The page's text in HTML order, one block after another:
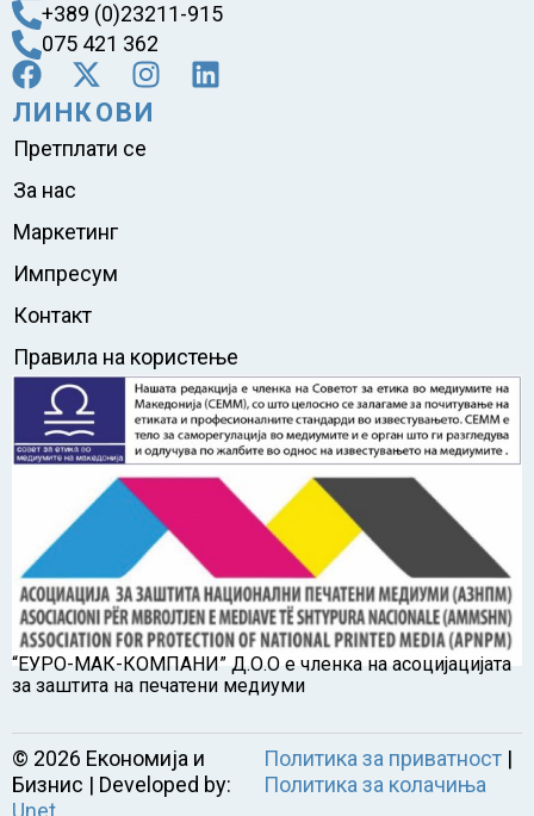
+389 (0)23211-915
075 421 362
ЛИНКОВИ
Претплати се
За нас
Маркетинг
Импресум
Контакт
Правила на користење
“ЕУРО-МАК-КОМПАНИ” Д.О.О е членка на асоцијацијата
за заштита на печатени медиуми
© 2026 Економија и
Бизнис | Developed by:
Unet
Политика за приватност|
Политика за колачиња